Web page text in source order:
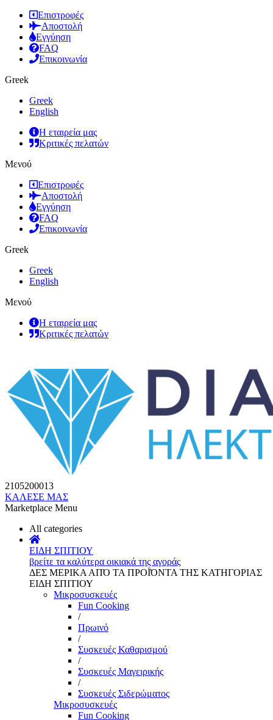
Επιστροφές
Αποστολή
Εγγύηση
FAQ
Επικοινωνία
Greek
Greek
English
Η εταιρεία μας
Κριτικές πελατών
Μενού
Επιστροφές
Αποστολή
Εγγύηση
FAQ
Επικοινωνία
Greek
Greek
English
Μενού
Η εταιρεία μας
Κριτικές πελατών
2105200013
ΚΑΛΕΣΕ ΜΑΣ
Marketplace Menu
All categories
ΕΙΔΗ ΣΠΙΤΙΟΥ
βρείτε τα καλύτερα οικιακά της αγοράς
ΔΕΣ ΜΕΡΙΚΑ ΑΠΌ ΤΑ ΠΡΟΪΌΝΤΑ ΤΗΣ ΚΑΤΗΓΟΡΙΑΣ
ΕΙΔΗ ΣΠΙΤΙΟΥ
Μικροσυσκευές
Fun Cooking
/
Πρωινό
/
Συσκευές Καθαρισμού
/
Συσκευές Μαγειρικής
/
Συσκευές Σιδερώματος
Μικροσυσκευές
Fun Cooking